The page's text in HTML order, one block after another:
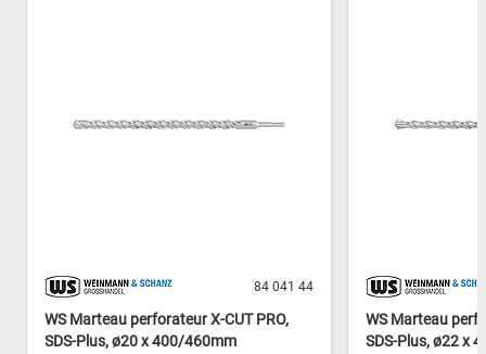
84 041 44
WS Marteau perforateur X-CUT PRO,
SDS-Plus, ø20 x 400/460mm
WS Marteau
SDS-Plus, ø22 x